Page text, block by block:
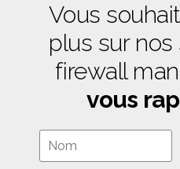
Vous souhaitez en savoir
plus sur
firewall
vous